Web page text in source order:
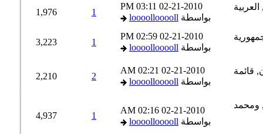
02-21-2010
03:11 PM
بواسطةloooollooooll
1,976
02-21-2010
02:59 PM
بواسطةloooollooooll
3,223
02-21-2010
02:21 AM
بواسطةloooollooooll
2,210
02-21-2010
02:16 AM
بواسطةloooollooooll
4,937